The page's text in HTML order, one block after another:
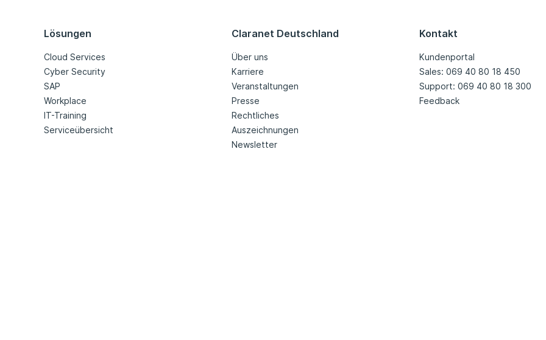
Lösungen
Cloud Services
Cyber Security
SAP
Workplace
IT-Training
Serviceübersicht
Claranet Deutschland
Über uns
Karriere
Veranstaltungen
Presse
Rechtliches
Auszeichnungen
Newsletter
Kontakt
Kundenportal
Sales: 069 40 80 18 450
Support: 069 40 80 18 300
Feedback